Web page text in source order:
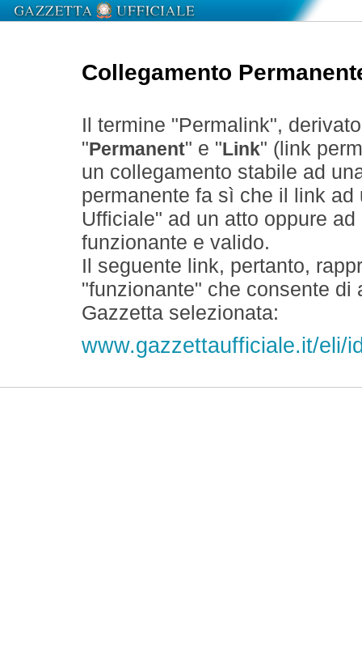
Collegamento
Il termine "Permalink",
" Permanent" e " Link" (link
un collegamento stabile ad
permanente fa sì che il link
Ufficiale" ad un atto oppure
funzionante e valido.
Il seguente link, pertanto,
"funzionante" che consente
Gazzetta selezionata:
www.gazzettaufficiale.it/eli/